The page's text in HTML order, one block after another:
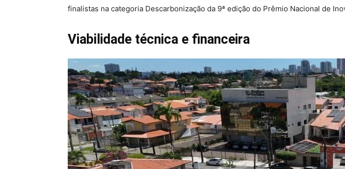
finalistas na categoria Descarbonização da 9ª edição do Prêmio Nacional de
Viabilidade técnica e financeira